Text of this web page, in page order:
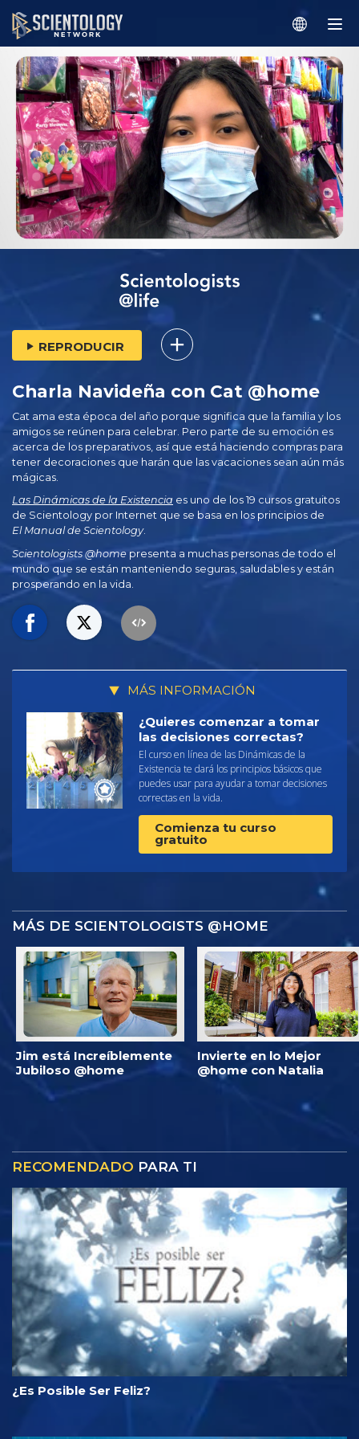
REPRODUCIR
Charla Navideña con Cat @home
Cat ama esta época del año porque significa que la familia y los
amigos se reúnen para celebrar. Pero parte de su emoción es
acerca de los preparativos, así que está haciendo compras para
tener decoraciones que harán que las vacaciones sean aún más
mágicas.
Las Dinámicas de la Existencia es uno de los 19 cursos gratuitos
de Scientology por Internet que se basa en los principios de
El Manual de Scientology.
Scientologists @home presenta a muchas personas de todo el
mundo que se están manteniendo seguras, saludables y están
prosperando en la vida.
MÁS INFORMACIÓN
¿Quieres comenzar a tomar
las decisiones correctas?
El curso en línea de las Dinámicas de la
Existencia te dará los principios básicos que
puedes usar para ayudar a tomar decisiones
correctas en la vida.
Comienza tu curso
gratuito
MÁS DE SCIENTOLOGISTS @HOME
Jim está Increíblemente
Jubiloso @home
Invierte en lo Mejor
@home con Natalia
RECOMENDADO PARA TI
¿Es Posible Ser Feliz?